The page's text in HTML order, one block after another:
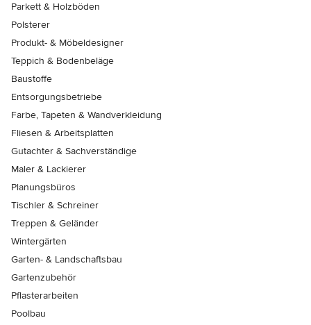
Parkett & Holzböden
Polsterer
Produkt- & Möbeldesigner
Teppich & Bodenbeläge
Baustoffe
Entsorgungsbetriebe
Farbe, Tapeten & Wandverkleidung
Fliesen & Arbeitsplatten
Gutachter & Sachverständige
Maler & Lackierer
Planungsbüros
Tischler & Schreiner
Treppen & Geländer
Wintergärten
Garten- & Landschaftsbau
Gartenzubehör
Pflasterarbeiten
Poolbau